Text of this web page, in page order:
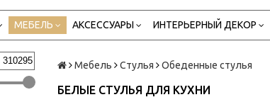
МЕБЕЛЬ АКСЕССУАРЫ ИНТЕРЬЕРНЫЙ ДЕКОР
Мебель Стулья Обеденные стулья
БЕЛЫЕ СТУЛЬЯ ДЛЯ КУХНИ